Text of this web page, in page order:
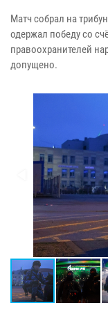
Матч собрал на
одержал победу со
правоохранителей
допущено.